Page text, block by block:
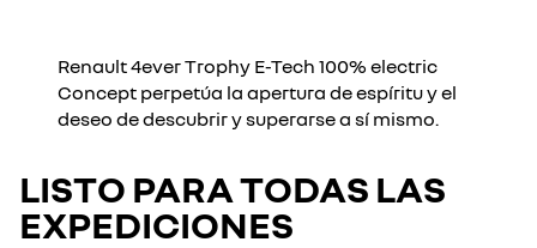
Renault 4ever Trophy E-Tech 100% electric
Concept perpetúa la apertura de espíritu y el
deseo de descubrir y superarse a sí mismo.
LISTO PARA TODAS LAS
EXPEDICIONES